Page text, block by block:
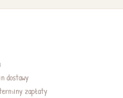
dostawy
zapłaty